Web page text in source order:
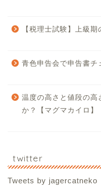
【税理士試験】上級
青色申告会で申告書チ
温度の高さと値段の高
か？【マグマカイロ】
twitter
Tweets by jagercatneko